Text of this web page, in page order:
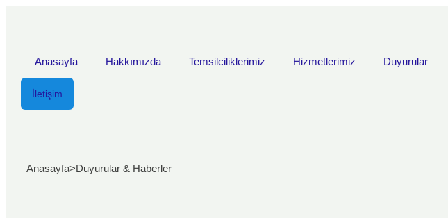
Anasayfa Hakkımızda Temsilciliklerimiz Hizmetlerimiz Duyurular
İletişim
Anasayfa>Duyurular & Haberler